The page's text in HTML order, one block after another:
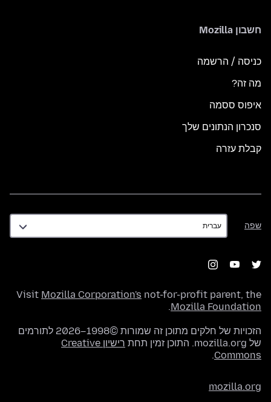
חשבון Mozilla
כניסה / הרשמה
מה זה?
איפוס ססמה
סנכרון הנתונים שלך
קבלת עזרה
שפה
שפה
Visit Mozilla Corporation's not-for-profit parent, the
Mozilla Foundation
.
הזכויות של חלקים מתוכן זה שמורות ©1998–2026 לתורמים
של mozilla.org. התוכן זמין תחת
רישיון Creative
Commons
.
mozilla.org